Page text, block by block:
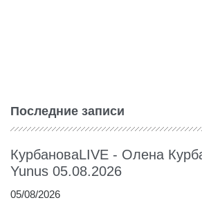
Последние записи
КурбановаLIVE - Олена
Yunus 05.08.2026
05/08/2026